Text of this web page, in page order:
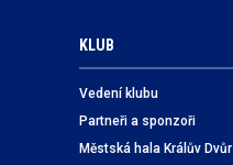
KLUB
Vedení klubu
Partneři a sponzoři
Městská hala Králův Dvůr